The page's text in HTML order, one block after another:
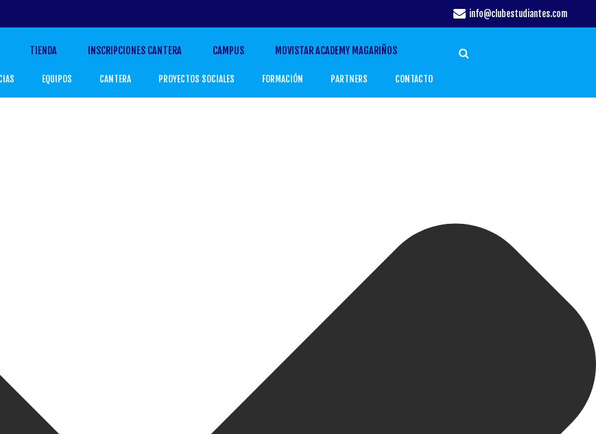
info@clubestudiantes.com
TIENDA INSCRIPCIONES CANTERA CAMPUS MOVISTAR ACADEMY MAGARIÑOS
EQUIPOS CANTERA PROYECTOS SOCIALES FORMACIÓN PARTNERS CONTACTO